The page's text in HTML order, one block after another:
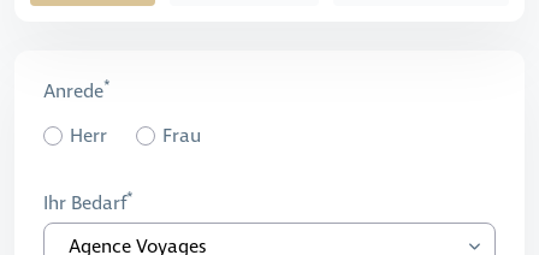
Anrede
Herr
Frau
Ihr Bedarf